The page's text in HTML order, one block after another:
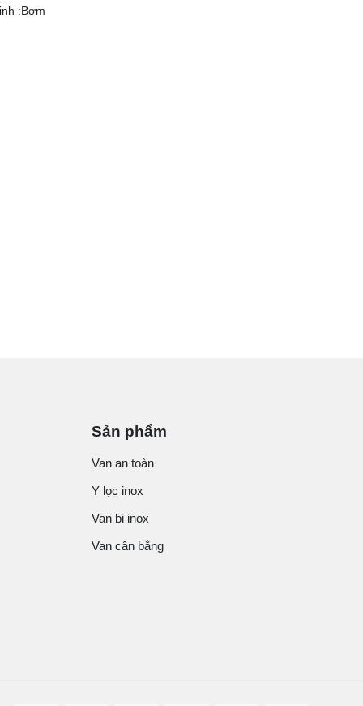
:Bơm
Sản phẩm
Van an toàn
Y lọc inox
Van bi inox
Van cân bằng